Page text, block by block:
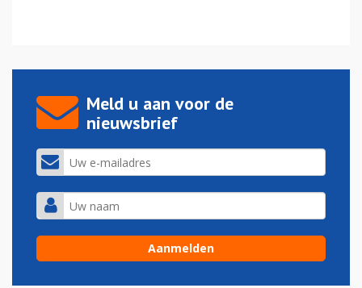
Meld u aan voor de
nieuwsbrief